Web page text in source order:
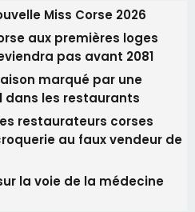
Miss Corse 2026
aux premières loges
pas avant 2081
marqué par une
dans les restaurants
restaurateurs corses
au faux vendeur de
la voie de la médecine